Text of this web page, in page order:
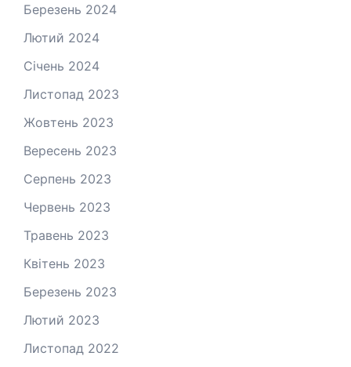
Березень 2024
Лютий 2024
Січень 2024
Листопад 2023
Жовтень 2023
Вересень 2023
Серпень 2023
Червень 2023
Травень 2023
Квітень 2023
Березень 2023
Лютий 2023
Листопад 2022